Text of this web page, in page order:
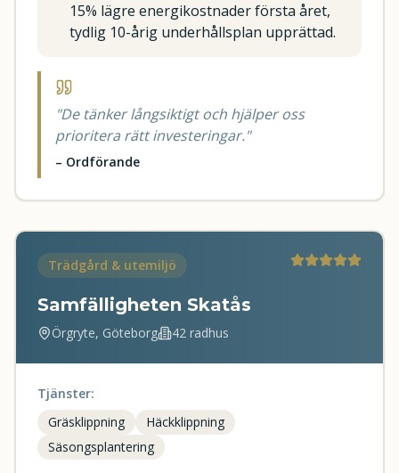
15% lägre energikostnader första året,
tydlig 10-årig underhållsplan upprättad.
"De tänker långsiktigt och hjälper oss
prioritera rätt investeringar."
– Ordförande
Trädgård & utemiljö
Samfälligheten Skatås
Örgryte, Göteborg 42 radhus
Tjänster:
Gräsklippning
Häckklippning
Säsongsplantering